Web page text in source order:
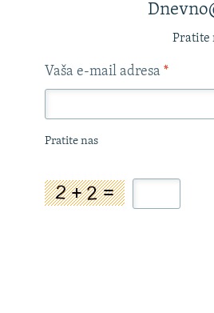
Pratite
Vaša e-mail adresa *
Pratite nas